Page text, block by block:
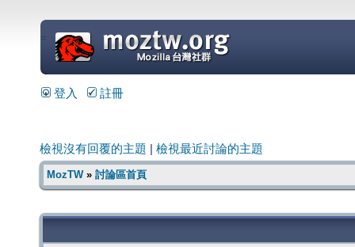
=
登入 註冊
檢視沒有回覆的主題 檢視最近討論的主題
MozTW» 討論區首頁